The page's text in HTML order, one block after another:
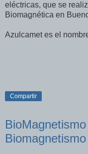
eléctricas, que se
Biomagnética en
Azulcamet es el
Compartir